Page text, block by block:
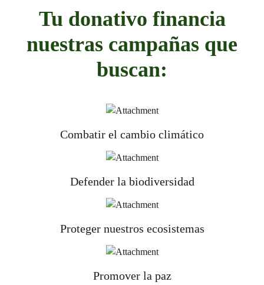
Tu donativo financia
nuestras campañas que
buscan:
Combatir el cambio climático
Defender la biodiversidad
Proteger nuestros ecosistemas
Promover la paz